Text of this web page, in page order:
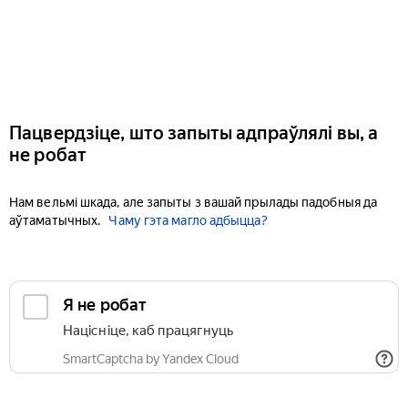
Пацвердзіце, што запыты адпраўлялі вы, а
не робат
Нам вельмі шкада, але запыты з вашай прылады падобныя да
аўтаматычных.
Чаму гэта магло адбыцца?
Я не робат
Націсніце, каб працягнуць
SmartCaptcha by Yandex Cloud